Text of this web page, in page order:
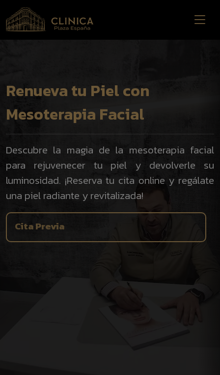
Renueva tu Piel con
Mesoterapia Facial
Descubre la magia de la mesoterapia facial
para rejuvenecer tu piel y devolverle su
luminosidad. ¡Reserva tu cita online y regálate
una piel radiante y revitalizada!
Cita Previa